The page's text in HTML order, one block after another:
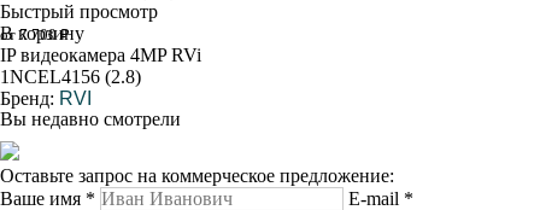
Быстрый просмотр
В корзину
от 7 700 ₽
IP видеокамера 4MP RVi
1NCEL4156 (2.8)
Бренд: RVI
Вы недавно смотрели
Оставьте запрос на коммерческое предложение:
Ваше имя * E-mail *